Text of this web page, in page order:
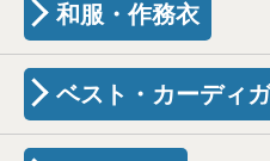
和服・作務衣
ベスト・カーディ